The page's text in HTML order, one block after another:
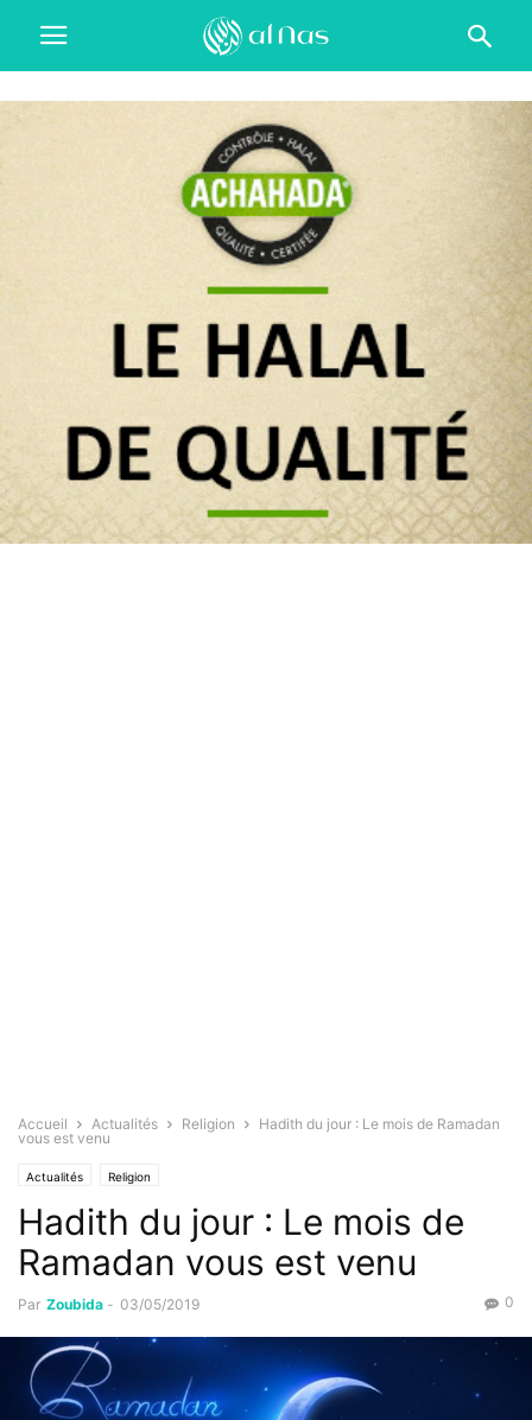
Accueil Actualités Religion
Hadith du jour : Le mois de Ramadan
vous est venu
Actualités Religion
Hadith du jour : Le mois de
Ramadan vous est venu
Par Zoubida - 03/05/2019 0